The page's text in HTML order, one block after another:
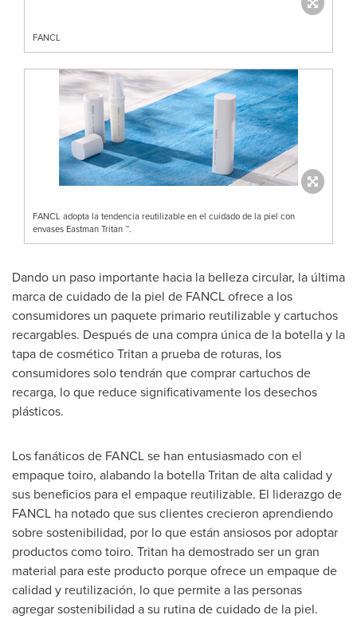
FANCL
FANCL adopta la tendencia reutilizable en el cuidado de la piel con
envases Eastman Tritan ™.
Dando un paso importante hacia la belleza circular, la última
marca de cuidado de la piel de FANCL ofrece a los
consumidores un paquete primario reutilizable y cartuchos
recargables. Después de una compra única de la botella y la
tapa de cosmético Tritan a prueba de roturas, los
consumidores solo tendrán que comprar cartuchos de
recarga, lo que reduce significativamente los desechos
plásticos.
Los fanáticos de FANCL se han entusiasmado con el
empaque toiro, alabando la botellaTritan dealta calidad y
sus beneficios para el empaque reutilizable. El liderazgo de
FANCL ha notado que sus clientes crecieron aprendiendo
sobre sostenibilidad, por lo que están ansiosos por adoptar
productos como toiro. Tritan ha demostrado ser un gran
material para este producto porque ofrece un empaque de
calidad y reutilización, lo que permite a las personas
agregar sostenibilidad a su rutina de cuidado de la piel.